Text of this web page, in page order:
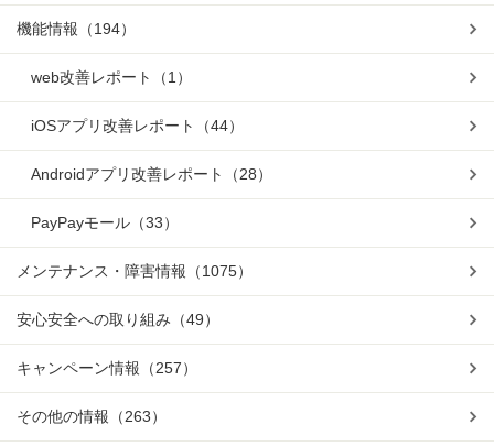
機能情報 （194）
web改善レポート （1）
iOSアプリ改善レポート （44）
Androidアプリ改善レポート （28）
PayPayモール （33）
メンテナンス・障害情報 （1075）
安心安全への取り組み （49）
キャンペーン情報 （257）
その他の情報 （263）